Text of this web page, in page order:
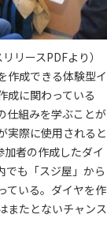
リースPDFより）
作成できる体験型イ
成に関わっている
仕組みを学ぶことが
実際に使用されると
者の作成したダイ
でも「スジ屋」から
ている。ダイヤを作
またとないチャンス